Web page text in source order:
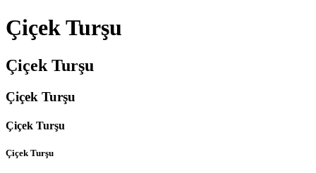
Çiçek Turşu
Çiçek Turşu
Çiçek Turşu
Çiçek Turşu
Çiçek Turşu